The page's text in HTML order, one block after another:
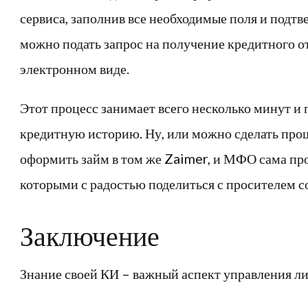
сервиса, заполнив все необходимые поля и
можно подать запрос на получение кредитного
электронном виде.
Этот процесс занимает всего несколько минут и
кредитную историю. Ну, или можно сделать
оформить займ в том же Zaimer, и МФО сама
которыми с радостью поделиться с просителем
Заключение
Знание своей КИ – важный аспект управления